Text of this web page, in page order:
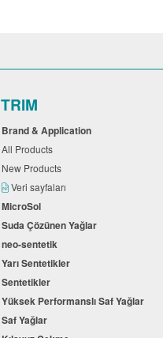
TRIM
Brand & Application
All Products
New Products
Veri sayfaları
MicroSol
Suda Çözünen Yağlar
neo-sentetik
Yarı Sentetikler
Sentetikler
Yüksek Performanslı Saf Yağlar
Saf Yağlar